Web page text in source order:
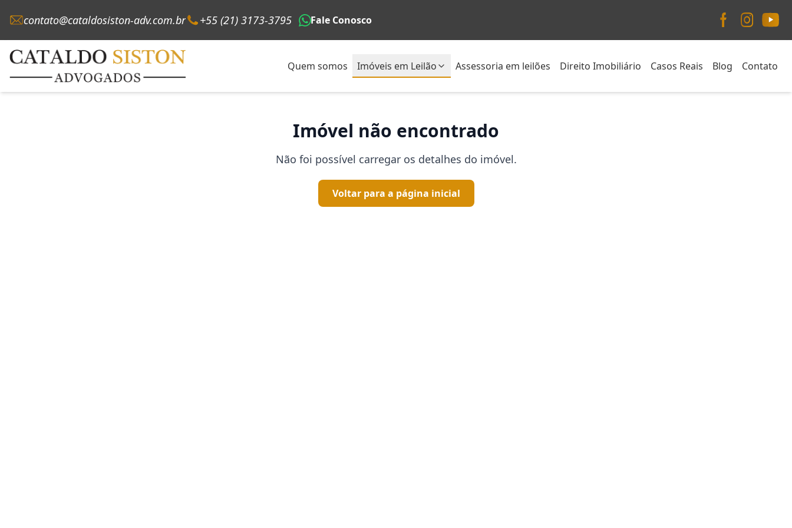
contato@cataldosiston-adv.com.br +55 (21) 3173-3795 Fale Conosco
Quem somos Imóveis em Leilão Assessoria em leilões Direito Imobiliário Casos Reais Blog Contato
Imóvel não encontrado
Não foi possível carregar os detalhes do imóvel.
Voltar para a página inicial